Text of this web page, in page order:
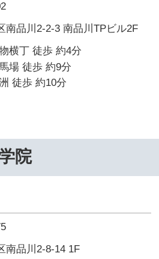
南品川2-2-3 南品川TPビル2F
横丁 徒歩 約4分
場 徒歩 約9分
徒歩 約10分
院
南品川2-8-14 1F